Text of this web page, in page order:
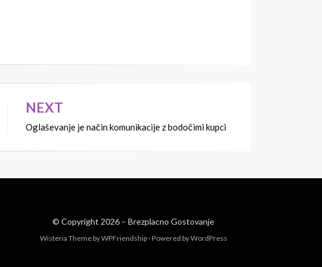
NEXT
Oglaševanje je način komunikacije z bodočimi kupci
© Copyright 2026 – Brezplacno Gostovanje
Wisteria Theme byWPFriendship ⋅ Powered byWordPress